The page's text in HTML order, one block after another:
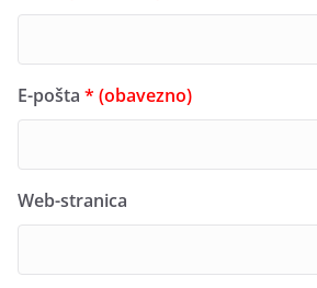
E-pošta * (obavezno)
Web-stranica